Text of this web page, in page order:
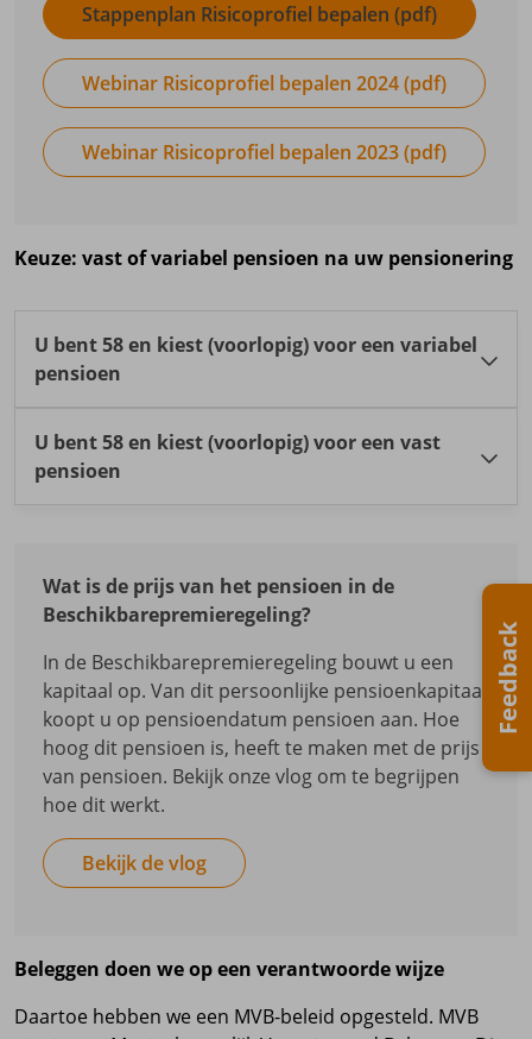
Stappenplan Risicoprofiel bepalen (pdf)
Webinar Risicoprofiel bepalen 2024 (pdf)
Webinar Risicoprofiel bepalen 2023 (pdf)
Keuze: vast of variabel pensioen na uw pensionering
U bent 58 en kiest (voorlopig) voor een variabel
pensioen
Uw persoonlijke pensioenkapitaal gaat langzaam
over van uw Lifecycle naar het Collectief Variabel
CVP. Het CVP belegt voor 30% in de module
Rendement. Het risico helemaal afbouwen doen
we niet: dan zou er niet genoeg rendement zijn
om de pensioenen te verhogen. Bekijk ook de
grafiek hieronder.
U bent 58 en kiest (voorlopig) voor een vast
pensioen
Lifecycle-beleggen wordt uw persoonlijk
pensioenkapitaal belegd op basis van uw
risicoprofiel en uw leeftijd. Na uw 45e bouwen wij
het risico geleidelijk af in alle risicoprofielen.
Vanaf 58 jaar bouwen we het risico sneller en
verder af
U heeft daardoor minder kans op rendement. Op
uw pensioendatum belegt u niet meer in de
pensioenkapitaal gaat ook niet over naar het
Collectief Variabel Pensioen (CVP). Al uw geld is
zekerheid zoekt voor uw pensioen. Bekijk ook de
Wat is de prijs van het pensioen in de
Beschikbarepremieregeling?
In de Beschikbarepremieregeling bouwt u een
kapitaal op. Van dit persoonlijke pensioenkapitaal
koopt u op pensioendatum pensioen aan. Hoe
hoog dit pensioen is, heeft te maken met de prijs
van pensioen. Bekijk onze vlog om te begrijpen
hoe dit werkt.
Bekijk de vlog
Beleggen doen we op een verantwoorde wijze
Daartoe hebben we een MVB-beleid opgesteld. MVB
Feedback